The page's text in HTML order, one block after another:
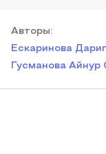
Авторы:
Ескаринова
Гусманова Айнур